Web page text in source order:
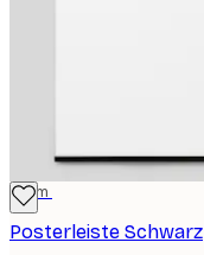
71 cm
Posterleiste Schwarz